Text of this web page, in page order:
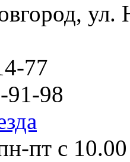
ул.
77
91-98
пт с